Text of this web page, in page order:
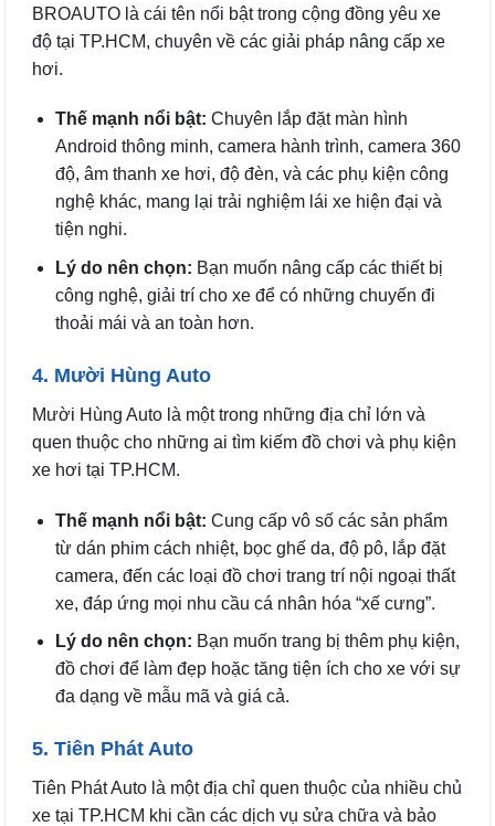
BROAUTO là cái tên nổi bật trong cộng đồng yêu xe
độ tại TP.HCM, chuyên về các giải pháp nâng cấp xe
hơi.
Thế mạnh nổi bật: Chuyên lắp đặt màn hình
Android thông minh, camera hành trình, camera 360
độ, âm thanh xe hơi, độ đèn, và các phụ kiện công
nghệ khác, mang lại trải nghiệm lái xe hiện đại và
tiện nghi.
Lý do nên chọn: Bạn muốn nâng cấp các thiết bị
công nghệ, giải trí cho xe để có những chuyến đi
thoải mái và an toàn hơn.
4. Mười Hùng Auto
Mười Hùng Auto là một trong những địa chỉ lớn và
quen thuộc cho những ai tìm kiếm đồ chơi và phụ kiện
xe hơi tại TP.HCM.
Thế mạnh nổi bật: Cung cấp vô số các sản phẩm
từ dán phim cách nhiệt, bọc ghế da, độ pô, lắp đặt
camera, đến các loại đồ chơi trang trí nội ngoại thất
xe, đáp ứng mọi nhu cầu cá nhân hóa “xế cưng”.
Lý do nên chọn: Bạn muốn trang bị thêm phụ kiện,
đồ chơi để làm đẹp hoặc tăng tiện ích cho xe với sự
đa dạng về mẫu mã và giá cả.
5. Tiên Phát Auto
Tiên Phát Auto là một địa chỉ quen thuộc của nhiều chủ
xe tại TP.HCM khi cần các dịch vụ sửa chữa và bảo